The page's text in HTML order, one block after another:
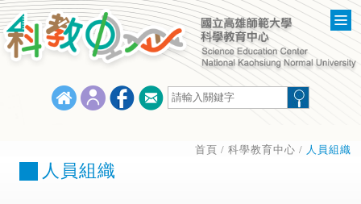
首頁 / 科學教育中心 / 人員組織
人員組織